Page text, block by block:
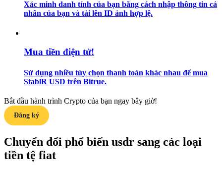
Học cách duy trì lợi nhuận
Xác minh danh tính của bạn bằng cách nhập thông tin cá
nhân của bạn và tải lên ID ảnh hợp lệ.
Mua tiền điện tử!
Sử dụng nhiều tùy chọn thanh toán khác nhau để mua
StablR USD trên Bitrue.
Bắt đầu hành trình Crypto của bạn ngay bây giờ!
Đăng ký
Chuyển đổi phổ biến usdr sang các loại
tiền tệ fiat